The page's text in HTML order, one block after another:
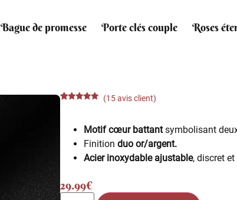
Bague de promesse Porte clés couple Roses
notations
(15avis client)
Motif cœur battantsymbolisant
Finition duo or/argent.
Acier inoxydable ajustable, discret
29.99€